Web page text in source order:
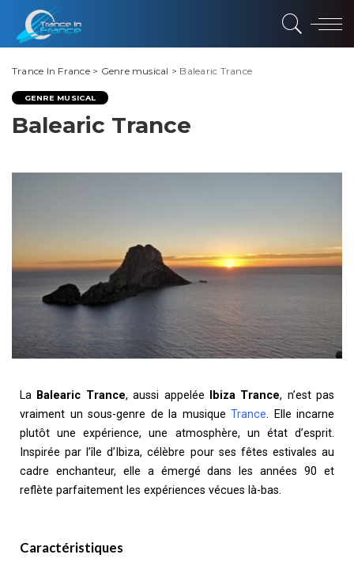
Trance In France> Genre musical > Balearic Trance
GENRE MUSICAL
Balearic Trance
La Balearic Trance, aussi appelée Ibiza Trance, n’est pas
vraiment un sous-genre de la musique Trance. Elle incarne
plutôt une expérience, une atmosphère, un état d’esprit.
Inspirée par l’île d’Ibiza, célèbre pour ses fêtes estivales au
cadre enchanteur, elle a émergé dans les années 90 et
reflète parfaitement les expériences vécues là-bas.
Caractéristiques